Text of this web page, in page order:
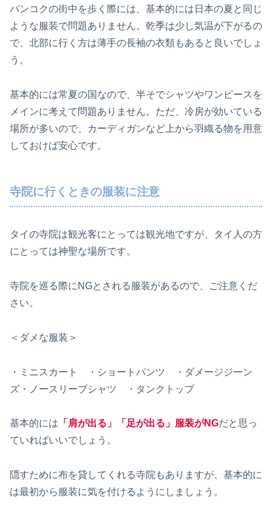
バンコクの街中を歩く際には、基本的には日本の夏と同じ
ような服装で問題ありません。乾季は少し気温が下がるの
で、北部に行く方は薄手の長袖の衣類もあると良いでしょ
う。
基本的には常夏の国なので、半そでシャツやワンピースを
メインに考えて問題ありません。ただ、冷房が効いている
場所が多いので、カーディガンなど上から羽織る物を用意
しておけば安心です。
寺院に行くときの服装に注意
タイの寺院は観光客にとっては観光地ですが、タイ人の方
にとっては神聖な場所です。
寺院を巡る際にNGとされる服装があるので、ご注意くだ
さい。
＜ダメな服装＞
・ミニスカート ・ショートパンツ ・ダメージジーン
ズ・ノースリーブシャツ ・タンクトップ
基本的には 「肩が出る」「足が出る」服装がNGだと思っ
ていればいいでしょう。
隠すために布を貸してくれる寺院もありますが、基本的に
は最初から服装に気を付けるようにしましょう。